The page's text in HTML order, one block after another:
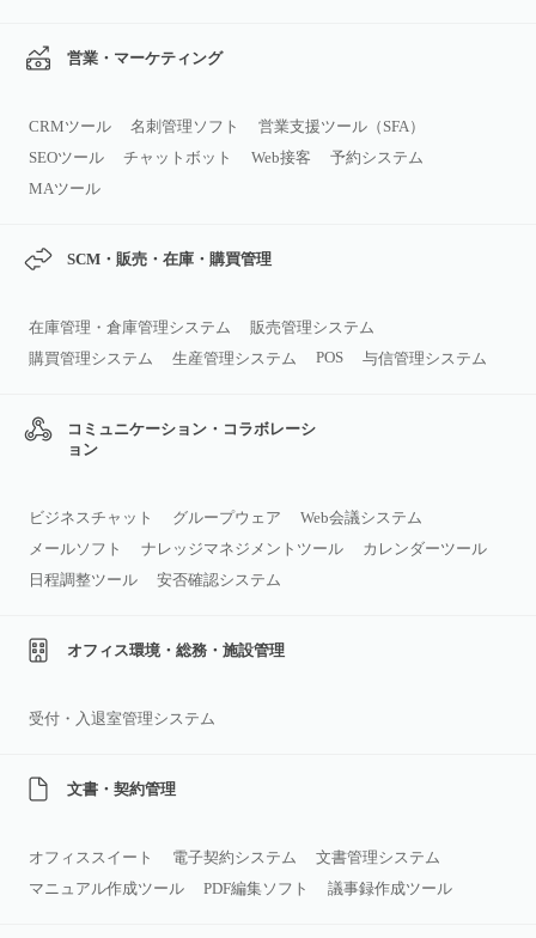
営業・マーケティング
CRMツール 名刺管理ソフト
営業支援ツール（SFA）
SEOツール
チャットボット Web接客
予約システム
MAツール
SCM・販売・在庫・購買管理
在庫管理・倉庫管理システム
販売管理システム
購買管理システム
生産管理システム POS 与信管理システム
コミュニケーション・コラボレーシ
ョン
ビジネスチャット グループウェア
Web会議システム
メールソフト
ナレッジマネジメントツール
カレンダーツール
日程調整ツール
安否確認システム
オフィス環境・総務・施設管理
受付・入退室管理システム
文書・契約管理
オフィススイート 電子契約システム
文書管理システム
マニュアル作成ツール
PDF編集ソフト 議事録作成ツール